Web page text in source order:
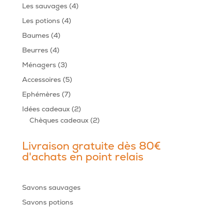
Les sauvages 44
Les potions 44
Baumes 44
produits
Beurres 44
produits
Ménagers 33
produits
Accessoires 55
produits
Ephémères 77
produits
Idées cadeaux 22
produits
Chèques cadeaux 22
Livraison gratuite dès 80€
d'achats en point relais
Savons sauvages
Savons potions